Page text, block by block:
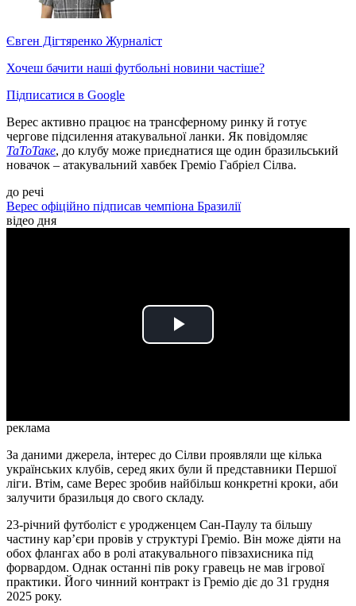
Євген Дігтяренко Журналіст
Хочеш бачити наші футбольні новини частіше?
Підписатися в Google
Верес активно працює на трансферному ринку й готує
чергове підсилення атакувальної ланки. Як повідомляє
ТаТоТаке, до клубу може приєднатися ще один бразильський
новачок – атакувальний хавбек Греміо Габріел Сілва.
до речі
Верес офіційно підписав чемпіона Бразилії
відео дня
Play
реклама
За даними джерела, інтерес до Сілви проявляли ще кілька
українських клубів, серед яких були й представники Першої
ліги. Втім, саме Верес зробив найбільш конкретні кроки, аби
залучити бразильця до свого складу.
23-річний футболіст є уродженцем Сан-Паулу та більшу
частину кар’єри провів у структурі Греміо. Він може діяти на
обох флангах або в ролі атакувального півзахисника під
форвардом. Однак останні пів року гравець не мав ігрової
практики. Його чинний контракт із Греміо діє до 31 грудня
2025 року.